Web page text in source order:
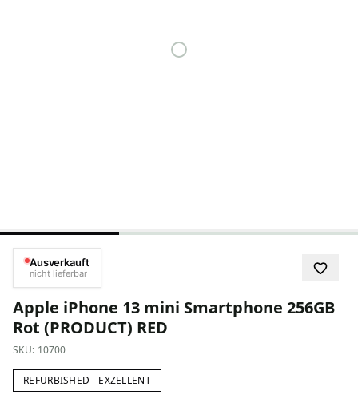
Ausverkauft
nicht lieferbar
Apple iPhone 13 mini Smartphone 256GB
Rot (PRODUCT) RED
SKU: 10700
REFURBISHED - EXZELLENT